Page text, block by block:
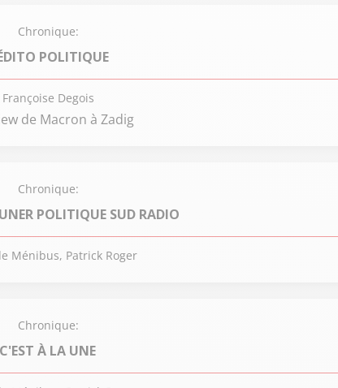
Chronique:
POLITIQUE
Françoise Degois
de Macron à Zadig
Chronique:
POLITIQUE SUD RADIO
Ménibus, Patrick Roger
Chronique:
C'EST À LA UNE